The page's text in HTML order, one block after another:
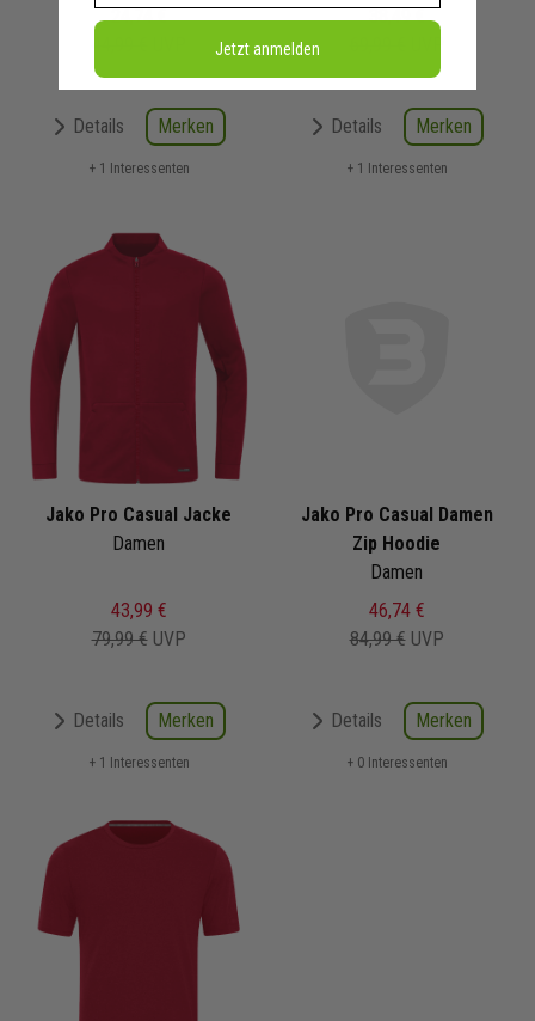
24,74 €
Details Merken
+ 1 Interessenten
38,49 €
Details Merken
+ 1 Interessenten
Jako Pro Casual Jacke
Damen
43,99 €
79,99 € UVP
Details Merken
+ 1 Interessenten
Jako Pro Casual Damen
Zip Hoodie
Damen
46,74 €
84,99 € UVP
Details Merken
+ 0 Interessenten
Jetzt anmelden